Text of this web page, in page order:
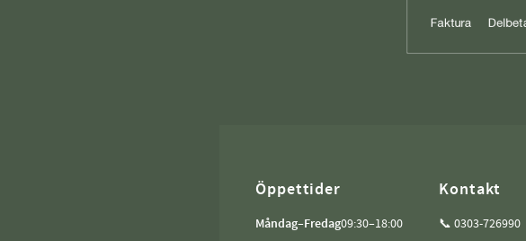
Öppettider
Måndag–Fredag09:30–18:00
Kontakt
📞 0303-726990